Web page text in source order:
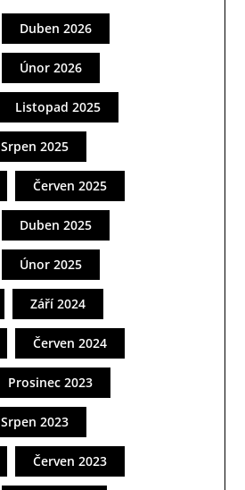
Duben 2026
Únor 2026
Listopad 2025
Srpen 2025
Červen 2025
Duben 2025
Únor 2025
Září 2024
Červen 2024
Prosinec 2023
Srpen 2023
Červen 2023